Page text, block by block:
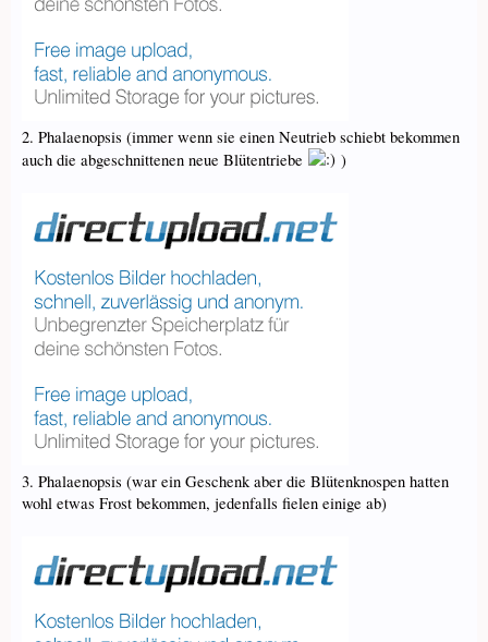
2. Phalaenopsis (immer wenn sie einen Neutrieb schiebt bekommen
auch die abgeschnittenen neue Blütentriebe
)
3. Phalaenopsis (war ein Geschenk aber die Blütenknospen hatten
wohl etwas Frost bekommen, jedenfalls fielen einige ab)